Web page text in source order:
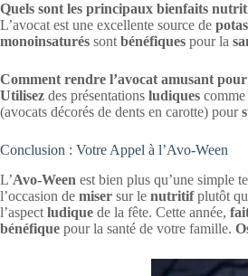
Quels sont les principaux bienfaits
L’avocat est une excellente source de
monoinsaturés sont bénéfiques pour la
Comment rendre l’avocat amusant
Utilisez des présentations ludiques comme
(avocats décorés de dents en carotte) pour
Conclusion : Votre Appel à l’Avo-Ween
L’Avo-Ween est bien plus qu’une simple
l’occasion de miser sur le nutritifplutôt
l’aspect ludique de la fête. Cette année,
bénéfique pour la santé de votre famille.